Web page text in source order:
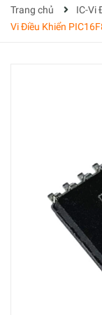
Trang chủ
IC-Vi
Vi Điều Khiển